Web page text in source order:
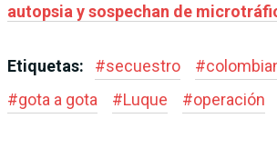
autopsia y sospechan de
Etiquetas: #secuestro #
#gota a gota #Luque #operación